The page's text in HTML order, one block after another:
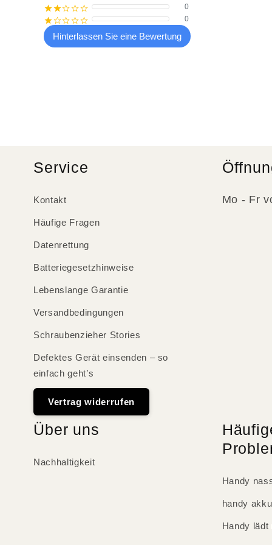
¡¡¢¢¢ 0
¡¢¢¢¢ 0
Hinterlassen Sie eine Bewertung
Service
Kontakt
Häufige Fragen
Datenrettung
Batteriegesetzhinweise
Lebenslange Garantie
Versandbedingungen
Schraubenzieher Stories
Defektes Gerät einsenden – so
einfach geht’s
Vertrag widerrufen
Mo - Fr
Über uns
Nachhaltigkeit
Handy
handy
Handy lädt